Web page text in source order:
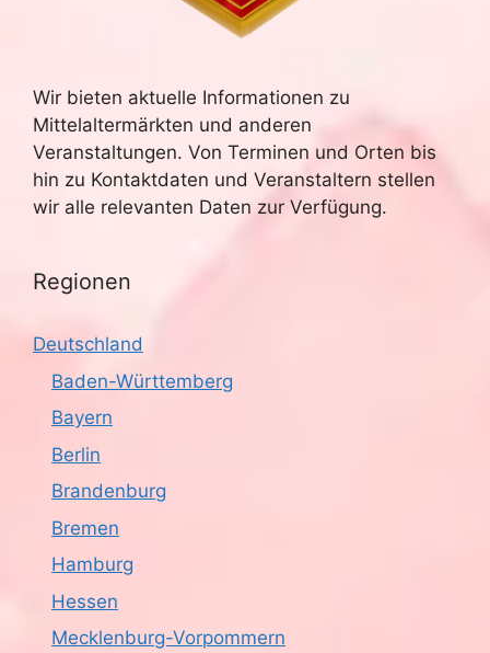
Wir bieten aktuelle Informationen zu
Mittelaltermärkten und anderen
Veranstaltungen. Von Terminen und Orten bis
hin zu Kontaktdaten und Veranstaltern stellen
wir alle relevanten Daten zur Verfügung.
Regionen
Deutschland
Baden-Württemberg
Bayern
Berlin
Brandenburg
Bremen
Hamburg
Hessen
Mecklenburg-Vorpommern